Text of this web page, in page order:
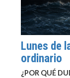
Lunes de
ordinario
¿POR QUÉ